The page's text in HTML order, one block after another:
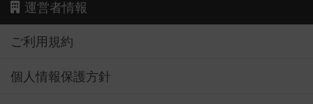
運営者情報
ご利用規約
個人情報保護方針